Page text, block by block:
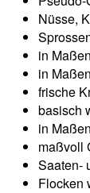
Nüsse,
in
in
frische
basisch
in
maßvoll
Saaten-
Flocken